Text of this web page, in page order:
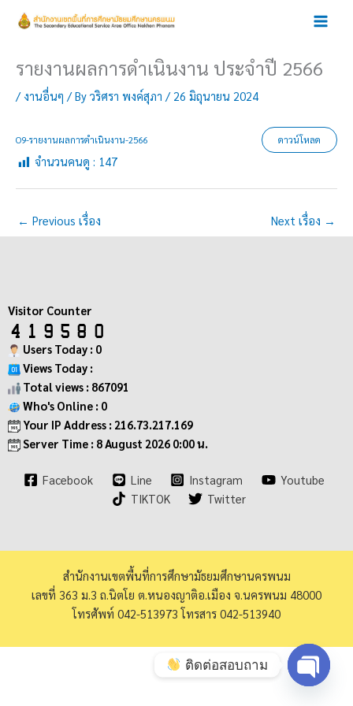
รายงานผลการดำเนินงาน ประจำปี 2566
/งานอื่นๆ / By วริศรา พงค์สุภา / 26 มิถุนายน 2024
O9-รายงานผลการดำเนินงาน-2566 ดาวน์โหลด
จำนวนคนดู : 147
← Previous เรื่อง Next เรื่อง →
Visitor Counter
Users Today : 0
Views Today :
Total views : 867091
Who's Online : 0
Your IP Address : 216.73.217.169
Server Time : 8 August 2026 0:00 น.
Facebook Line Instagram
Youtube
TIKTOK
Twitter
สำนักงานเขตพื้นที่การศึกษามัธยมศึกษานครพนม
เลขที่ 363 ม.3 ถ.นิตโย ต.หนองญาติอ.เมือง จ.นครพนม 48000
โทรศัพท์ 042-513973 โทรสาร 042-513940
ติดต่อสอบถาม
Open